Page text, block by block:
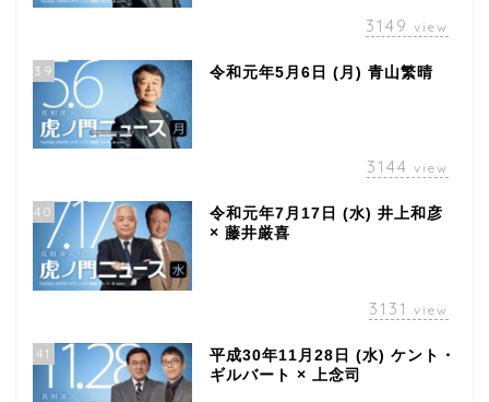
3149 view
39 令和元年5月6日 (月) 青山繁晴
3144 view
40
令和元年7月17日 (水) 井上和彦
× 藤井厳喜
3131 view
41
平成30年11月28日 (水) ケント・
ギルバート × 上念司